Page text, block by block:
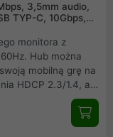
3,5mm audio,
TYP-C, 10Gbps,
monitora z
Hub można
mobilną grę na
HDCP 2.3/1.4, a
jakości 4K.